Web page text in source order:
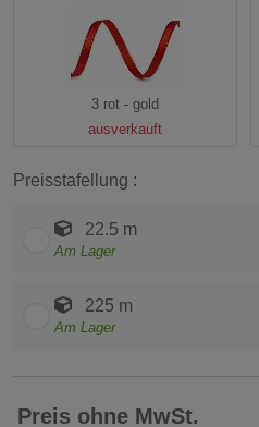
3 rot - gold
ausverkauft
Preisstafellung :
22.5 m
Am Lager
225 m
Am Lager
Preis ohne MwSt.